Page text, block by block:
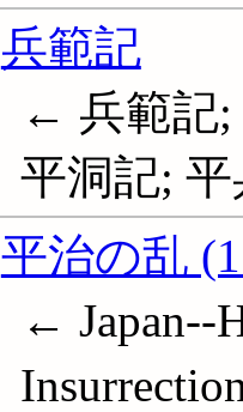
兵範記
← 兵範記;
平洞記;
平治の乱
← Japan--